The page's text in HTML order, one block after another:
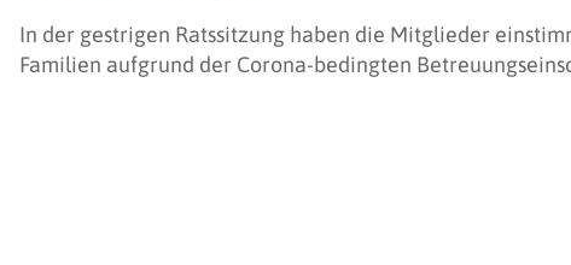
In der gestrigen Ratssitzung haben die Mitglieder
Familien aufgrund der Corona-bedingten